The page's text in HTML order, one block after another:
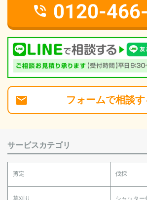
0120-
フォームで相談す
サービスカテゴリ
剪定 伐採
草刈り シャッター